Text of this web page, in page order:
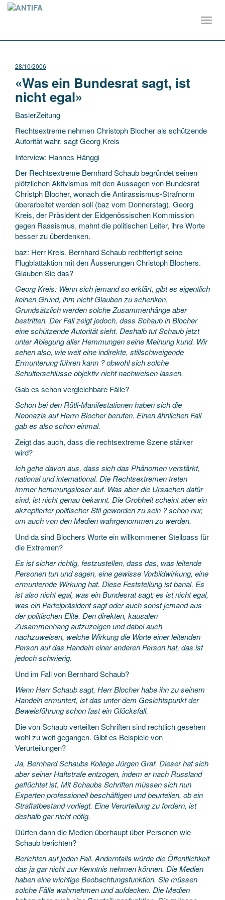
28/10/2006
«Was ein Bundesrat sagt, ist
nicht egal»
BaslerZeitung
Rechtsextreme nehmen Christoph Blocher als schützende
Autorität wahr, sagt Georg Kreis
Interview: Hannes Hänggi
Der Rechtsextreme Bernhard Schaub begründet seinen
plötzlichen Aktivismus mit den Aussagen von Bundesrat
Christph Blocher, wonach die Antirassismus-Strafnorm
überarbeitet werden soll (baz vom Donnerstag). Georg
Kreis, der Präsident der Eidgenössischen Kommission
gegen Rassismus, mahnt die politischen Leiter, ihre Worte
besser zu überdenken.
baz: Herr Kreis, Bernhard Schaub rechtfertigt seine
Flugblattaktion mit den Äusserungen Christoph Blochers.
Glauben Sie das?
Georg Kreis: Wenn sich jemand so erklärt, gibt es eigentlich
keinen Grund, ihm nicht Glauben zu schenken.
Grundsätzlich werden solche Zusammenhänge aber
bestritten. Der Fall zeigt jedoch, dass Schaub in Blocher
eine schützende Autorität sieht. Deshalb tut Schaub jetzt
unter Ablegung aller Hemmungen seine Meinung kund. Wir
sehen also, wie weit eine indirekte, stillschweigende
Ermunterung führen kann ? obwohl sich solche
Schulterschlüsse objektiv nicht nachweisen lassen.
Gab es schon vergleichbare Fälle?
Schon bei den Rütli-Manifestationen haben sich die
Neonazis auf Herrn Blocher berufen. Einen ähnlichen Fall
gab es also schon einmal.
Zeigt das auch, dass die rechtsextreme Szene stärker
wird?
Ich gehe davon aus, dass sich das Phänomen verstärkt,
national und international. Die Rechtsextremen treten
immer hemmungsloser auf. Was aber die Ursachen dafür
sind, ist nicht genau bekannt. Die Grobheit scheint aber ein
akzeptierter politischer Stil geworden zu sein ? schon nur,
um auch von den Medien wahrgenommen zu werden.
Und da sind Blochers Worte ein willkommener Steilpass für
die Extremen?
Es ist sicher richtig, festzustellen, dass das, was leitende
Personen tun und sagen, eine gewisse Vorbildwirkung, eine
ermunternde Wirkung hat. Diese Feststellung ist banal. Es
ist also nicht egal, was ein Bundesrat sagt; es ist nicht egal,
was ein Parteipräsident sagt oder auch sonst jemand aus
der politischen Elite. Den direkten, kausalen
Zusammenhang aufzuzeigen und dabei auch
nachzuweisen, welche Wirkung die Worte einer leitenden
Person auf das Handeln einer anderen Person hat, das ist
jedoch schwierig.
Und im Fall von Bernhard Schaub?
Wenn Herr Schaub sagt, Herr Blocher habe ihn zu seinem
Handeln ermuntert, ist das unter dem Gesichtspunkt der
Beweisführung schon fast ein Glücksfall.
Die von Schaub verteilten Schriften sind rechtlich gesehen
wohl zu weit gegangen. Gibt es Beispiele von
Verurteilungen?
Ja, Bernhard Schaubs Kollege Jürgen Graf. Dieser hat sich
aber seiner Haftstrafe entzogen, indem er nach Russland
geflüchtet ist. Mit Schaubs Schriften müssen sich nun
Experten professionell beschäftigen und beurteilen, ob ein
Straftatbestand vorliegt. Eine Verurteilung zu fordern, ist
deshalb gar nicht nötig.
Dürfen dann die Medien überhaupt über Personen wie
Schaub berichten?
Berichten auf jeden Fall. Andernfalls würde die Öffentlichkeit
das ja gar nicht zur Kenntnis nehmen können. Die Medien
haben eine wichtige Beobachtungsfunktion. Sie müssen
solche Fälle wahrnehmen und aufdecken. Die Medien